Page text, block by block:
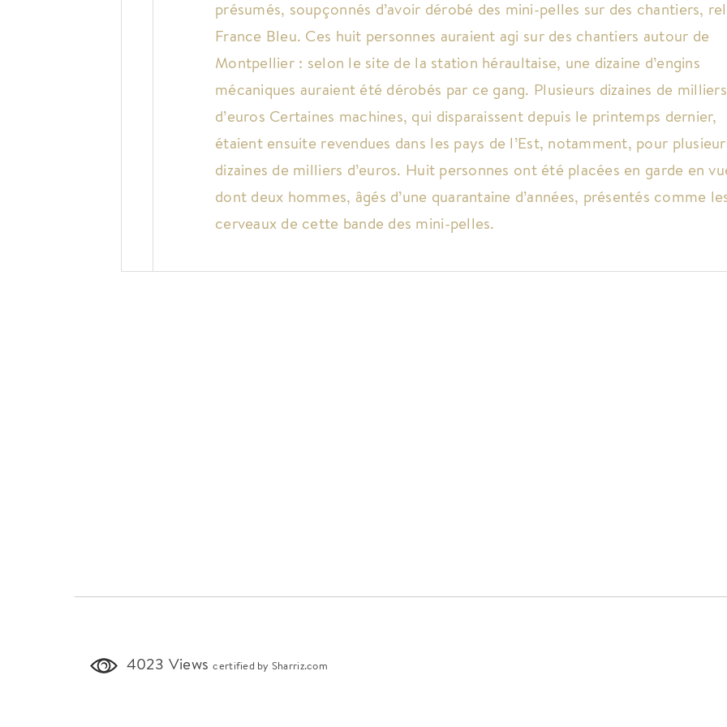
présumés, soupçonnés d’avoir dérobé des mini-pelles sur des chantiers,
France Bleu. Ces huit personnes auraient agi sur des chantiers autour de
Montpellier : selon le site de la station héraultaise, une dizaine d’engins
mécaniques auraient été dérobés par ce gang. Plusieurs dizaines de milliers
d’euros Certaines machines, qui disparaissent depuis le printemps dernier,
étaient ensuite revendues dans les pays de l’Est, notamment, pour
dizaines de milliers d’euros. Huit personnes ont été placées en garde en
dont deux hommes, âgés d’une quarantaine d’années, présentés comme
cerveaux de cette bande des mini-pelles.
4023 Viewscertified by Sharriz.com